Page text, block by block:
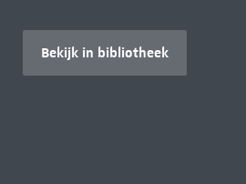
Bekijk in bibliotheek